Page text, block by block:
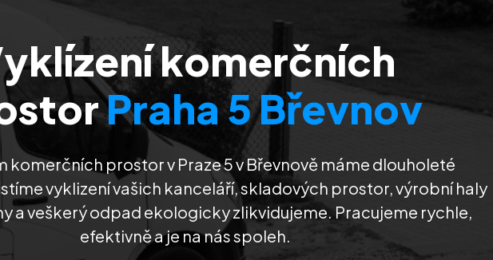
Malování kanceláří
Malování komerčních prostor
Dezinsekce
komerčních
Praha 5 Břevnov
komerčních prostor v Praze 5 v Břevnově máme dlouholeté
vyklizení vašich kanceláří, skladových prostor, výrobní haly
a veškerý odpad ekologicky zlikvidujeme. Pracujeme rychle,
efektivně a je na nás spoleh.